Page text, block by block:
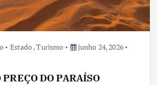
Estado ,Turismo
junho 24, 2026
PREÇO DO PARAÍSO